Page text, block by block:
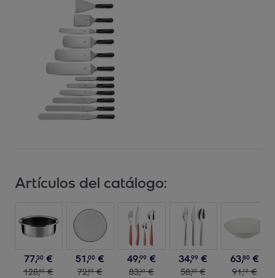
Artículos del catálogo:
77,30 €
128,80 €
51,00 €
72,80 €
49,99 €
83,30 €
34,99 €
58,30 €
63,80 €
91,10 €